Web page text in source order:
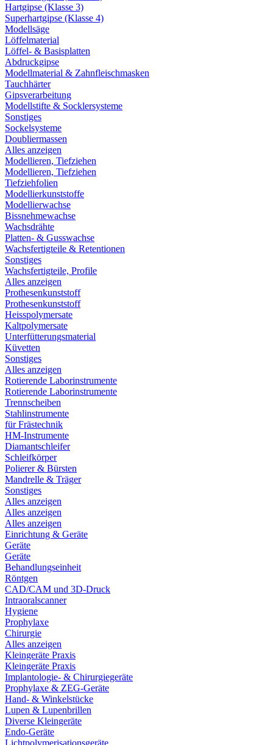
Hartgipse (Klasse 3)
Superhartgipse (Klasse 4)
Modellsäge
Löffelmaterial
Löffel- & Basisplatten
Abdruckgipse
Modellmaterial & Zahnfleischmasken
Tauchhärter
Gipsverarbeitung
Modellstifte & Socklersysteme
Sonstiges
Sockelsysteme
Doubliermassen
Alles anzeigen
Modellieren, Tiefziehen
Modellieren, Tiefziehen
Tiefziehfolien
Modellierkunststoffe
Modellierwachse
Bissnehmewachse
Wachsdrähte
Platten- & Gusswachse
Wachsfertigteile & Retentionen
Sonstiges
Wachsfertigteile, Profile
Alles anzeigen
Prothesenkunststoff
Prothesenkunststoff
Heisspolymersate
Kaltpolymersate
Unterfütterungsmaterial
Küvetten
Sonstiges
Alles anzeigen
Rotierende Laborinstrumente
Rotierende Laborinstrumente
Trennscheiben
Stahlinstrumente
für Frästechnik
HM-Instrumente
Diamantschleifer
Schleifkörper
Polierer & Bürsten
Mandrelle & Träger
Sonstiges
Alles anzeigen
Alles anzeigen
Alles anzeigen
Einrichtung & Geräte
Geräte
Geräte
Behandlungseinheit
Röntgen
CAD/CAM und 3D-Druck
Intraoralscanner
Hygiene
Prophylaxe
Chirurgie
Alles anzeigen
Kleingeräte Praxis
Kleingeräte Praxis
Implantologie- & Chirurgiegeräte
Prophylaxe & ZEG-Geräte
Hand- & Winkelstücke
Lupen & Lupenbrillen
Diverse Kleingeräte
Endo-Geräte
Lichtpolymerisationsgeräte